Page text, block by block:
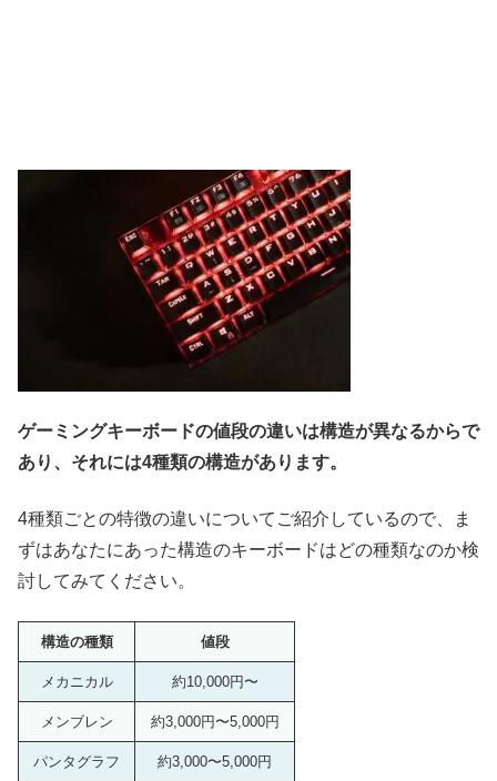
ゲーミングキーボードの値段の違いは構造が異なるからで
あり、それには4種類の構造があります。
4種類ごとの特徴の違いについてご紹介しているので、ま
ずはあなたにあった構造のキーボードはどの種類なのか検
討してみてください。
構造の種類 値段
メカニカル 約10,000円〜
メンブレン 約3,000円〜5,000円
パンタグラフ 約3,000〜5,000円